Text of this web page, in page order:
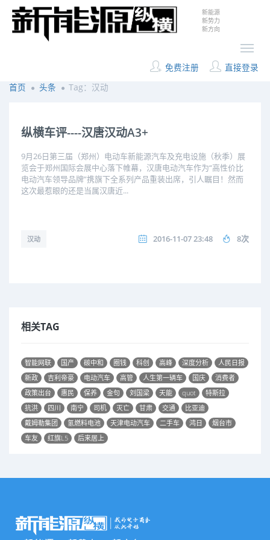
新能源
新势力
新方向
免费注册
直接登录
首页
头条 Tag：汉动
纵横车评----汉唐汉动A3+
9月26日第三届（郑州）电动车新能源汽车及充电设施（秋季）展
览会于郑州国际会展中心落下帷幕，汉唐电动汽车作为“高性价比
电动汽车领导品牌”携旗下全系列产品重装出席，引人瞩目！然而
这次最惹眼的还是当属汉唐近...
汉动 2016-11-07 23:48 8次
相关TAG
智能网联 国产 碳中和 圈钱 科创 高峰 深度分析
人民日报
新政
吉利帝豪 电动汽车 高管 人生第一辆车 国庆
消费者
政策出台
惠民 保养 金句 刘国梁 天能 quot
特斯拉
抗洪
四川 南宁 司机 灭亡 甘肃 交通
比亚迪
戴姆勒集团
氢燃料电池 天津电动汽车 二手车 鸿日
烟台市
车友
红旗L5 后来居上